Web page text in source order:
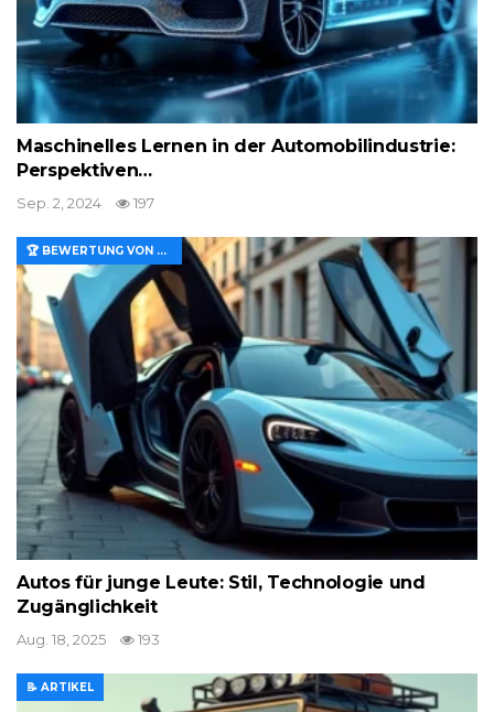
Maschinelles Lernen in der Automobilindustrie:
Perspektiven…
Sep. 2, 2024 197
🏆 BEWERTUNG VON MERKMALEN UND WERT
Autos für junge Leute: Stil, Technologie und
Zugänglichkeit
Aug. 18, 2025 193
📝 ARTIKEL